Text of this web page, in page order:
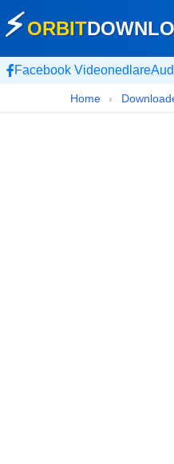
⚡ORBIT
Facebook Videonedlare
Home ›